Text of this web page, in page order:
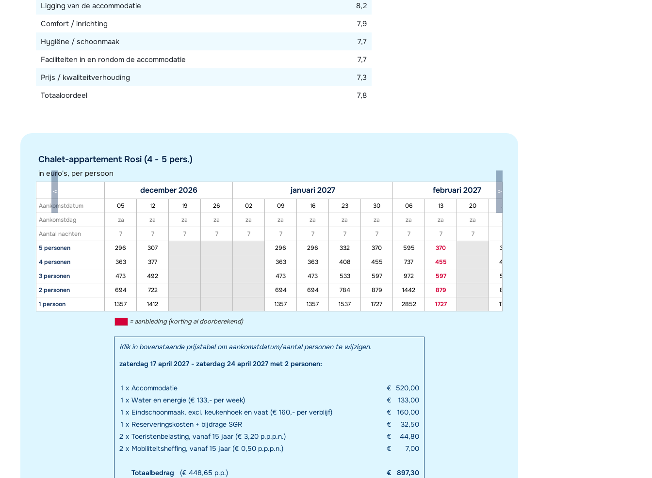
Ligging van de accommodatie
8,2
Comfort / inrichting
7,9
Hygiëne / schoonmaak
7,7
Faciliteiten in en rondom de accommodatie
7,7
Prijs / kwaliteitverhouding
7,3
Totaaloordeel
7,8
Chalet-appartement Rosi (4 - 5 pers.)
in euro's, per persoon
Aankomstdatum
Aankomstdag
Aantal nachten
5 personen
4 personen
3 personen
2 personen
1 persoon
december 2026 januari 2027 februari 2027
05 12 19 26 02 09 16 23 30 06 13 20 27
za
za za za za za za za za za za za za
7
7 7 7 7 7 7 7 7 7 7 7
296
307 296 296 332 370 595 370 370
363
377 363 363 408 455 737 455 455
473
492 473 473 533 597 972 597 597
694
722 694 694 784 879 1442 879 879
1357
1412 1357 1357 1537 1727 2852 1727 1727
= aanbieding (korting al doorberekend)
Klik in bovenstaande prijstabel om aankomstdatum/aantal personen te wijzigen.
zaterdag 17 april 2027 - zaterdag 24 april 2027 met 2 personen:
1 x Accommodatie €
520,00
1 x Water en energie (€ 133,- per week) €
133,00
1 x Eindschoonmaak, excl. keukenhoek en vaat (€ 160,- per verblijf) €
160,00
1 x Reserveringskosten + bijdrage SGR €
32,50
2 x Toeristenbelasting, vanaf 15 jaar (€ 3,20 p.p.p.n.) €
44,80
2 x Mobiliteitsheffing, vanaf 15 jaar (€ 0,50 p.p.p.n.) € 7,00
Totaalbedrag (€ 448,65 p.p.) € 897,30